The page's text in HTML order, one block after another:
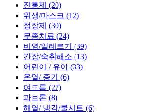
진통제 (20)
위생/마스크 (12)
정장제 (30)
무좀치료 (24)
비염/알레르기 (39)
간장/숙취해소 (13)
어린이 / 유아 (33)
온열/ 증기 (6)
여드름 (27)
파브론 (8)
해열/ 냉각/쿨시트 (6)